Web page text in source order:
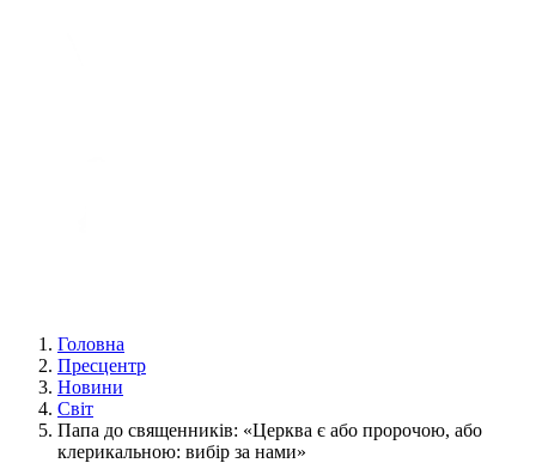
Головна
Пресцентр
Новини
Світ
Папа до священників: «Церква є або пророчою, або
клерикальною: вибір за нами»